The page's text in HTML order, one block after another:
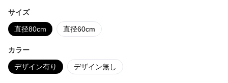
サイズ
直径80cm 直径60cm
カラー
デザイン有り デザイン無し